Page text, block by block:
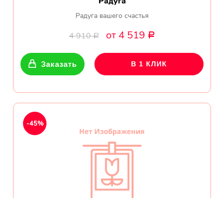
Радуга вашего счастья
4 910Р от 4 519 Р
Заказать В 1 КЛИК
-45%